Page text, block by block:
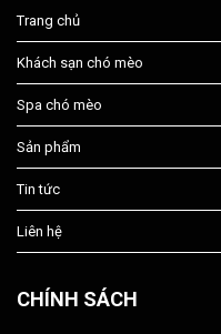
Trang chủ
Khách sạn chó mèo
Spa chó mèo
Sản phẩm
Tin tức
Liên hệ
CHÍNH SÁCH